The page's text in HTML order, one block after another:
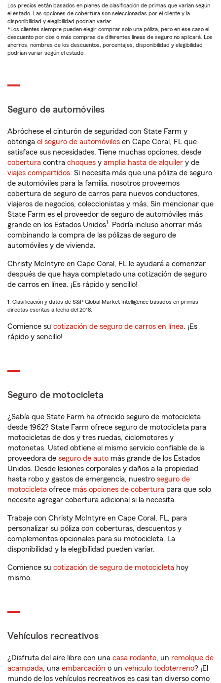
Los precios están basados en planes de clasificación de primas que varían según
el estado. Las opciones de cobertura son seleccionadas por el cliente y la
disponibilidad y elegibilidad podrían variar.
*Los clientes siempre pueden elegir comprar solo una póliza, pero en ese caso el
descuento por dos o más compras de diferentes líneas de seguro no aplicará. Los
ahorros, nombres de los descuentos, porcentajes, disponibilidad y elegibilidad
podrían variar según el estado.
Seguro de automóviles
Abróchese el cinturón de seguridad con State Farm y
obtenga el seguro de automóviles en Cape Coral, FL que
satisface sus necesidades. Tiene muchas opciones, desde
cobertura contra choques y amplia hasta de alquiler y de
viajes compartidos. Si necesita más que una póliza de seguro
de automóviles para la familia, nosotros proveemos
cobertura de seguro de carros para nuevos conductores,
viajeros de negocios, coleccionistas y más. Sin mencionar que
State Farm es el proveedor de seguro de automóviles más
grande en los Estados Unidos1. Podría incluso ahorrar más
combinando la compra de las pólizas de seguro de
automóviles y de vivienda.
Christy McIntyre en Cape Coral, FL le ayudará a comenzar
después de que haya completado una cotización de seguro
de carros en línea. ¡Es rápido y sencillo!
1. Clasificación y datos de S&P Global Market Intelligence basados en primas
directas escritas a fecha del 2018.
Comience su cotización de seguro de carros en línea. ¡Es
rápido y sencillo!
Seguro de motocicleta
¿Sabía que State Farm ha ofrecido seguro de motocicleta
desde 1962? State Farm ofrece seguro de motocicleta para
motocicletas de dos y tres ruedas, ciclomotores y
motonetas. Usted obtiene el mismo servicio confiable de la
proveedora de seguro de auto más grande de los Estados
Unidos. Desde lesiones corporales y daños a la propiedad
hasta robo y gastos de emergencia, nuestro seguro de
motocicleta ofrece más opciones de cobertura para que solo
necesite agregar cobertura adicional si la necesita.
Trabaje con Christy McIntyre en Cape Coral, FL, para
personalizar su póliza con coberturas, descuentos y
complementos opcionales para su motocicleta. La
disponibilidad y la elegibilidad pueden variar.
Comience su cotización de seguro de motocicleta hoy
mismo.
Vehículos recreativos
¿Disfruta del aire libre con una casa rodante, un remolque de
acampada, una embarcación o un vehículo todoterreno? ¡El
mundo de los vehículos recreativos es casi tan diverso como